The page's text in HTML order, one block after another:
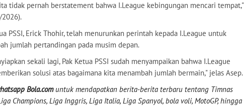
tidak pernah berstatement bahwa I.League kebingungan mencari tempat,"
PSSI, Erick Thohir, telah menurunkan perintah kepada I.League untuk
jumlah pertandingan pada musim depan.
sekali lagi, Pak Ketua PSSI sudah menyampaikan bahwa I.League
solusi atas bagaimana kita menambah jumlah bermain," jelas Asep.
Bola.comuntuk mendapatkan berita-berita terbaru tentang Timnas
Champions, Liga Inggris, Liga Italia, Liga Spanyol, bola voli, MotoGP, hingga